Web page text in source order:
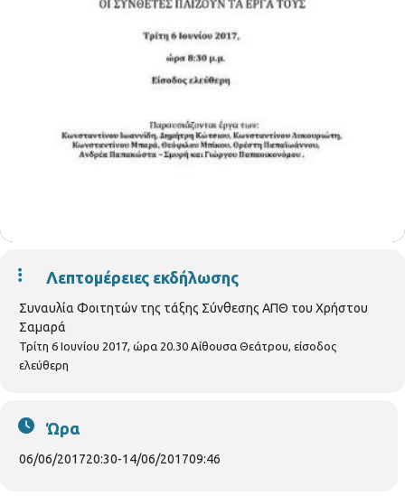
Λεπτομέρειες εκδήλωσης
Συναυλία Φοιτητών της τάξης Σύνθεσης ΑΠΘ του Χρήστου
Σαμαρά
Τρίτη 6 Ιουνίου 2017, ώρα 20.30 Αίθουσα Θεάτρου, είσοδος
ελεύθερη
Ώρα
06/06/201720:30-14/06/201709:46